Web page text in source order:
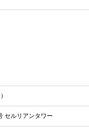
セルリアンタワー